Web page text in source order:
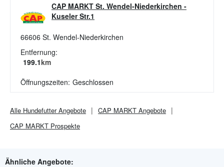
CAP MARKT St. Wendel-Niederkirchen -
Kuseler Str.1
66606 St. Wendel-Niederkirchen
Entfernung:
199.1km
Öffnungszeiten: Geschlossen
Alle HundefutterAngebote CAP MARKT Angebote
CAP MARKT Prospekte
Ähnliche Angebote: